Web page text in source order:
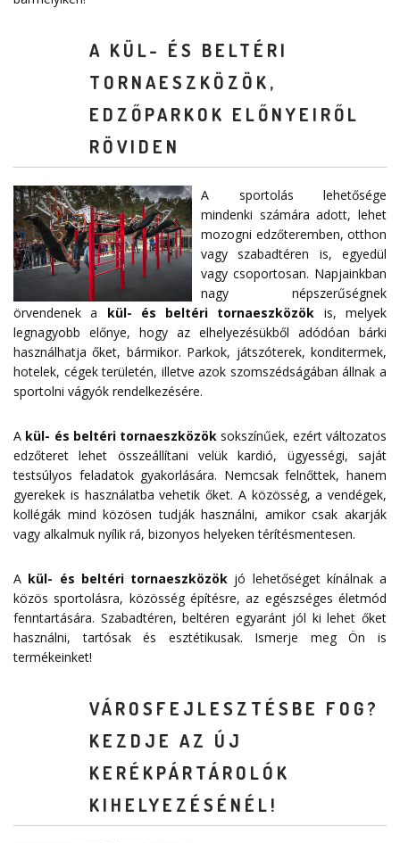
A KÜL- ÉS BELTÉRI
TORNAESZKÖZÖK,
EDZŐPARKOK ELŐNYEIRŐL
RÖVIDEN
A sportolás lehetősége
mindenki számára adott, lehet
mozogni edzőteremben, otthon
vagy szabadtéren is, egyedül
vagy csoportosan. Napjainkban
nagy népszerűségnek
örvendenek a kül- és beltéri tornaeszközök is, melyek
legnagyobb előnye, hogy az elhelyezésükből adódóan bárki
használhatja őket, bármikor. Parkok, játszóterek, konditermek,
hotelek, cégek területén, illetve azok szomszédságában állnak a
sportolni vágyók rendelkezésére.
A kül- és beltéri tornaeszközök sokszínűek, ezért változatos
edzőteret lehet összeállítani velük kardió, ügyességi, saját
testsúlyos feladatok gyakorlására. Nemcsak felnőttek, hanem
gyerekek is használatba vehetik őket. A közösség, a vendégek,
kollégák mind közösen tudják használni, amikor csak akarják
vagy alkalmuk nyílik rá, bizonyos helyeken térítésmentesen.
A kül- és beltéri tornaeszközök jó lehetőséget kínálnak a
közös sportolásra, közösség építésre, az egészséges életmód
fenntartására. Szabadtéren, beltéren egyaránt jól ki lehet őket
használni, tartósak és esztétikusak. Ismerje meg Ön is
termékeinket!
VÁROSFEJLESZTÉSBE FOG?
KEZDJE AZ ÚJ
KERÉKPÁRTÁROLÓK
KIHELYEZÉSÉNÉL!